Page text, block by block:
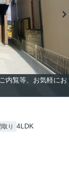
内覧等、お気軽にお
取り 4LDK